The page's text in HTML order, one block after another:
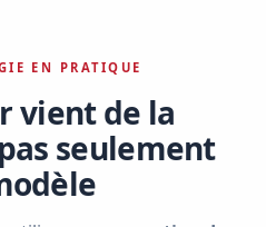
EN PRATIQUE
vient de la
seulement